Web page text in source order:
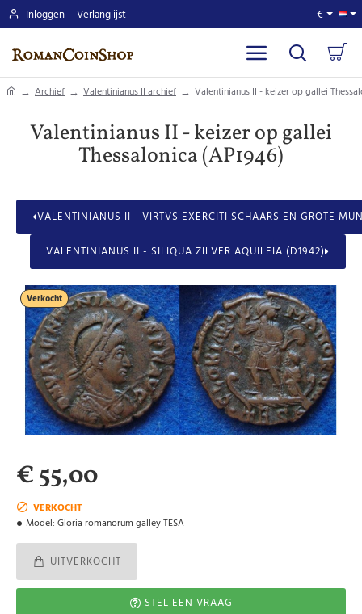
Inloggen Verlanglijst €
homeArchief Valentinianus II archief Valentinianus II - keizer op gallei
Valentinianus II - keizer op gallei
Thessalonica (AP1946)
VALENTINIANUS II - VIRTVS EXERCITI SCHAARS EN GROTE
VALENTINIANUS II - SILIQUA ZILVER AQUILEIA (D1942)
Verkocht
VERKOCHT
Model: Gloria romanorum galley TESA
€ 55,00
UITVERKOCHT
STEL EEN VRAAG